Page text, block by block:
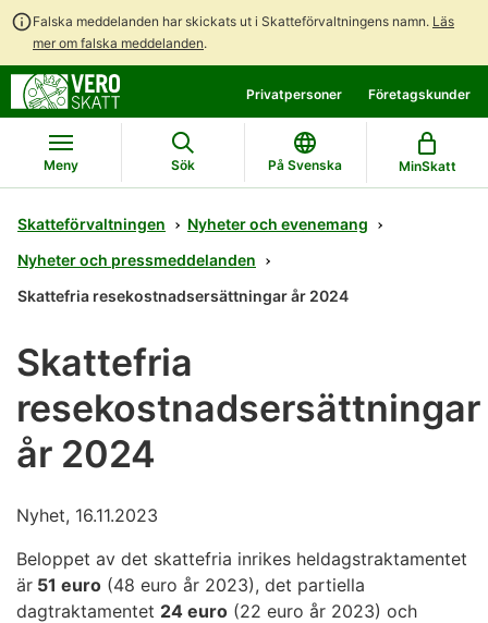
Falska meddelanden har skickats ut i Skatteförvaltningens namn. Läs
mer om falska meddelanden.
direkt
till
innehållet
till
hela
webbplatsens
sökning
Privatpersoner Företagskunder
Meny Sök På Svenska MinSkatt
Skatteförvaltningen
Nyheter och evenemang
Nyheter och pressmeddelanden
Skattefria resekostnadsersättningar år 2024
Skattefria
resekostnadsersättningar
år 2024
Nyhet, 16.11.2023
Beloppet av det skattefria inrikes heldagstraktamentet
är 51 euro (48 euro år 2023), det partiella
dagtraktamentet 24 euro (22 euro år 2023) och